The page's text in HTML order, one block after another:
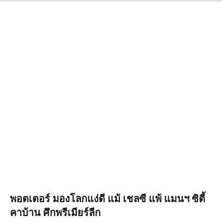
พอตเตอร์ มองโลกแง่ดี แม้ เชลซี แพ้ แมนฯ ซิตี้
คาบ้าน ศึกพรีเมียร์ลีก